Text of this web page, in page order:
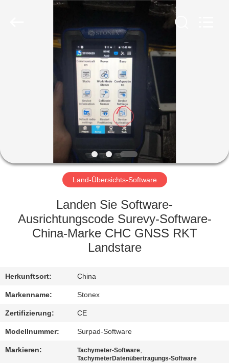
PRODUKTE
FABRIK-
AUSFLUG
QUALITÄTSKONTROLLE
MIT
UNS
IN
VERBINDUNG
Land-Übersichts-Software
Landen Sie Software-
Ausrichtungscode Surevy-Software-
China-Marke CHC GNSS RKT
Landstare
Herkunftsort: China
Markenname: Stonex
Zertifizierung: CE
Modellnummer: Surpad-Software
Markieren: Tachymeter-Software,
TachymeterDatenübertragungs-Software